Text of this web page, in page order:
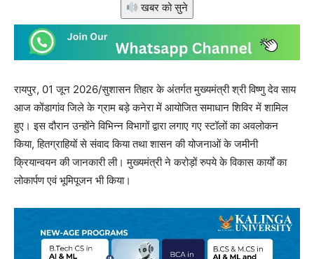
खबर को सुने
रायपुर, 01 जून 2026/सुशासन तिहार के अंतर्गत मुख्यमंत्री श्री विष्णु देव साय
आज कोंडागांव जिले के ग्राम बड़े कनेरा में आयोजित समाधान शिविर में शामिल
हुए। इस दौरान उन्होंने विभिन्न विभागों द्वारा लगाए गए स्टॉलों का अवलोकन
किया, हितग्राहियों से संवाद किया तथा शासन की योजनाओं के जमीनी
क्रियान्वयन की जानकारी ली। मुख्यमंत्री ने करोड़ों रुपये के विकास कार्यों का
लोकार्पण एवं भूमिपूजन भी किया।